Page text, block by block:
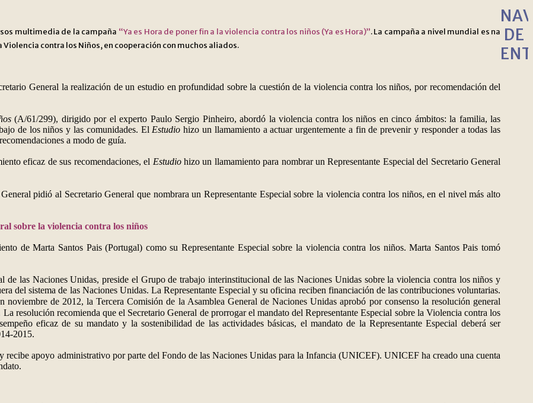
multimedia de la campaña “Ya es Hora de poner fin a la violencia contra los niños (Ya es Hora)”. La campaña a nivel mundial es na
Violencia contra los Niños, en cooperación con muchos aliados.
General la realización de un estudio en profundidad sobre la cuestión de la violencia contra los niños, por recomendación del
(A/61/299), dirigido por el experto Paulo Sergio Pinheiro, abordó la violencia contra los niños en cinco ámbitos: la familia, las
de los niños y las comunidades. El Estudiohizo un llamamiento a actuar urgentemente a fin de prevenir y responder a todas las
a modo de guía.
eficaz de sus recomendaciones, el Estudiohizo un llamamiento para nombrar un Representante Especial del Secretario General
pidió al Secretario General que nombrara un Representante Especial sobre la violencia contra los niños, en el nivel más alto
sobre la violencia contra los niños
de Marta Santos Pais (Portugal) como su Representante Especial sobre la violencia contra los niños. Marta Santos Pais tomó
de las Naciones Unidas, preside el Grupo de trabajo interinstitucional de las Naciones Unidas sobre la violencia contra los niños y
del sistema de las Naciones Unidas. La Representante Especial y su oficina reciben financiación de las contribuciones voluntarias.
de 2012, la Tercera Comisión de la Asamblea General de Naciones Unidas aprobó por consenso la resolución general
resolución recomienda que el Secretario General de prorrogar el mandato del Representante Especial sobre la Violencia contra los
eficaz de su mandato y la sostenibilidad de las actividades básicas, el mandato de la Representante Especial deberá ser
2015.
recibe apoyo administrativo por parte del Fondo de las Naciones Unidas para la Infancia (UNICEF). UNICEF ha creado una cuenta
DE